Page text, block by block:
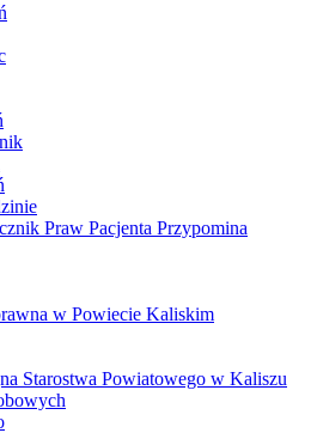
Praw Pacjenta Przypomina
w Powiecie Kaliskim
Starostwa Powiatowego w Kaliszu